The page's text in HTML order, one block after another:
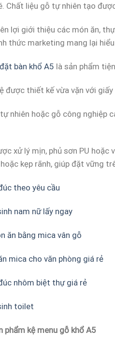
Chất liệu gỗ tự nhiên tạo
lợi giới thiệu các món ăn,
thức marketing mang lại hiểu
bàn khổ A5 là sản phẩm
được thiết kế vừa vặn với
nhiên hoặc gỗ công nghiệp
xử lý mịn, phủ sơn PU
kẹp rãnh, giúp đặt vững
theo yêu cầu
nam nữ lấy ngay
ăn bằng mica vân gỗ
mica cho văn phòng giá rẻ
nhôm biệt thự giá rẻ
toilet
phẩm kệ menu gỗ khổ A5